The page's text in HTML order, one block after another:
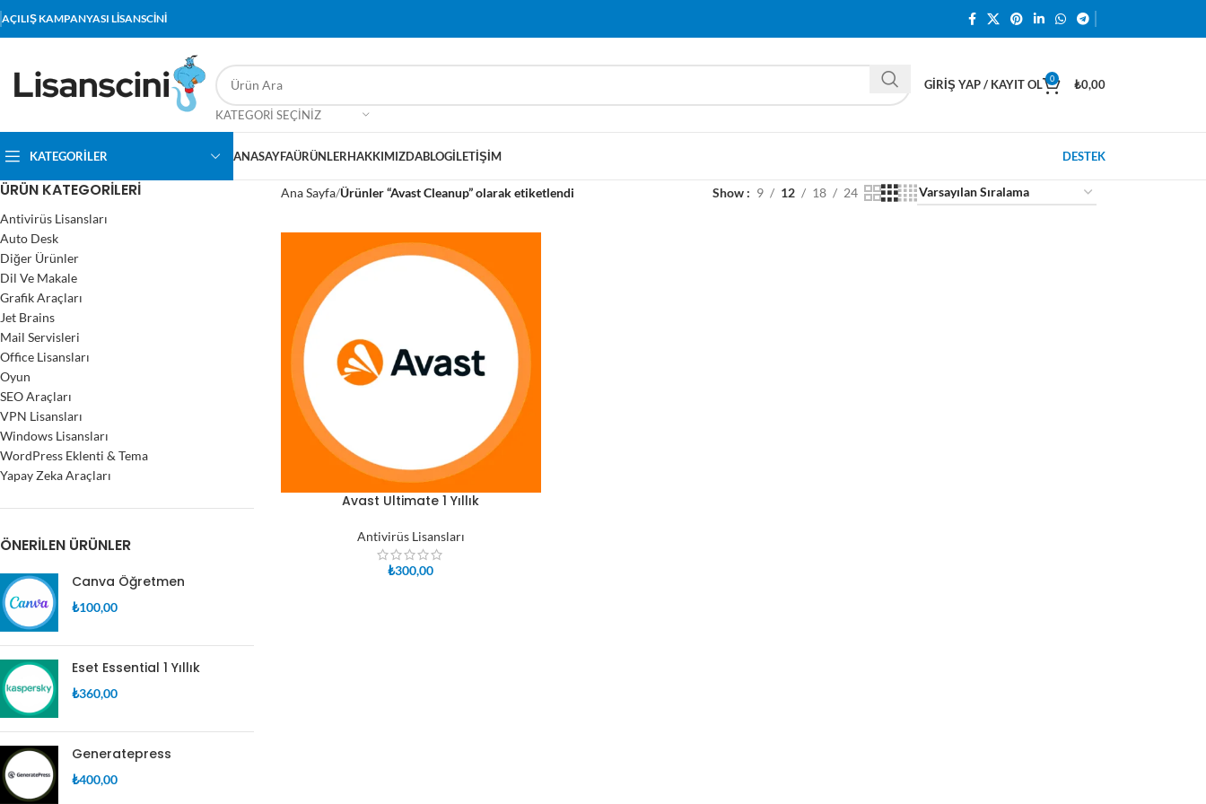
AÇILIŞ KAMPANYASI LİSANSCİNİ
KATEGORI SEÇINIZ
GIRIŞ YAP / KAYIT OL 0 ₺0,00
KATEGORİLER ANASAYFAÜRÜNLERHAKKIMIZDABLOGİLETIŞIM DESTEK
ÜRÜN KATEGORILERI
Antivirüs Lisansları
Auto Desk
Diğer Ürünler
Dil Ve Makale
Grafik Araçları
Jet Brains
Mail Servisleri
Office Lisansları
Oyun
SEO Araçları
VPN Lisansları
Windows Lisansları
WordPress Eklenti & Tema
Yapay Zeka Araçları
ÖNERILEN ÜRÜNLER
Canva Öğretmen
₺100,00
Eset Essential 1 Yıllık
₺360,00
Generatepress
₺400,00
Ana Sayfa Ürünler “Avast Cleanup” olarak etiketlendi Show 9 12 18 24
SEPETE EKLEAvast Ultimate 1 Yıllık
Antivirüs Lisansları
₺300,00